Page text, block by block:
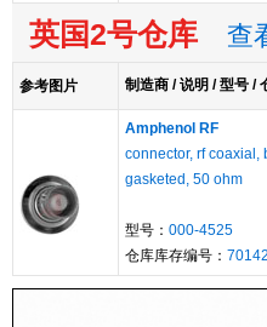
英国2号仓库 查
参考图片 制造商 / 说明 / 型号 /
Amphenol RF
connector, rf coaxial,
gasketed, 50 ohm
型号： 000-4525
仓库库存编号：